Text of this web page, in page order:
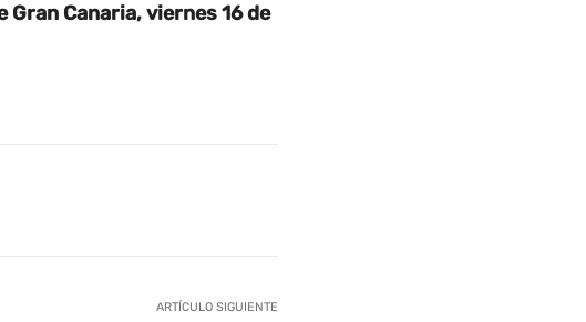
Gran Canaria, viernes 16 de
ARTÍCULO SIGUIENTE